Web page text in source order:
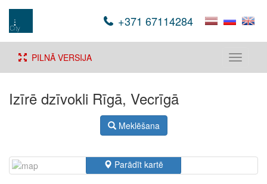
+371 67114284
Toggle
PILNĀ VERSIJA
Izīrē dzīvokli Rīgā, Vecrīgā
Meklēšana
Parādīt kartē